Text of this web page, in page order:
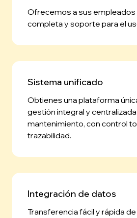
Ofrecemos a sus empleados
completa y soporte para el
Sistema unificado
Obtienes una plataforma
gestión integral y
mantenimiento, con control
trazabilidad.
Integración de datos
Transferencia fácil y rápida